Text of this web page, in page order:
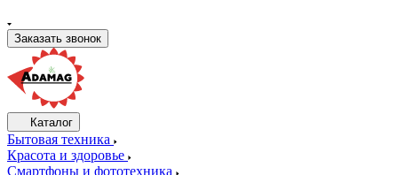
Заказать звонок
Каталог
Бытовая техника
Красота и здоровье
Смартфоны и фототехника